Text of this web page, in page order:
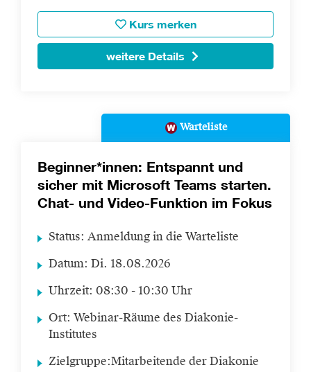
Kurs merken
weitere Details
Warteliste
Beginner*innen: Entspannt und
sicher mit Microsoft Teams starten.
Chat- und Video-Funktion im Fokus
Status: Anmeldung in die Warteliste
Datum: Di. 18.08.2026
Uhrzeit: 08:30 - 10:30 Uhr
Ort: Webinar-Räume des Diakonie-
Institutes
Zielgruppe:Mitarbeitende der Diakonie